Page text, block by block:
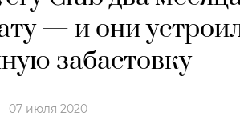
— и они
забастовку
07 июля 2020